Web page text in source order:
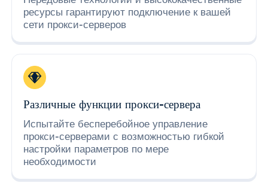
ресурсы гарантируют подключение к вашей
сети прокси-серверов
Различные функции прокси-сервера
Испытайте бесперебойное управление
прокси-серверами с возможностью гибкой
настройки параметров по мере
необходимости